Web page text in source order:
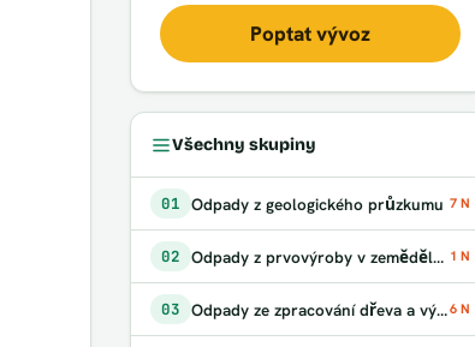
Poptat vývoz
Všechny skupiny
01 Odpady z geologického průzkumu 7 N
02 Odpady z prvovýroby v zemědělství 1 N
03 Odpady ze zpracování dřeva a výroby desek6 N